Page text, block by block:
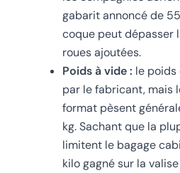
gabarit annoncé de
coque peut dépasser
roues ajoutées.
Poids à vide : le poids
par le fabricant, mais
format pèsent
kg. Sachant que la
limitent le bagage
kilo gagné sur la